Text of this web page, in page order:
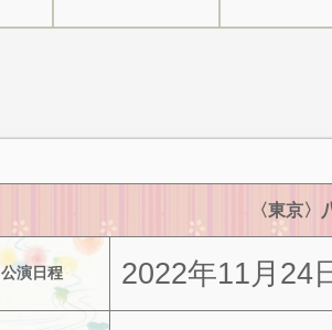
〈東京〉
公演日程 2022年11月24